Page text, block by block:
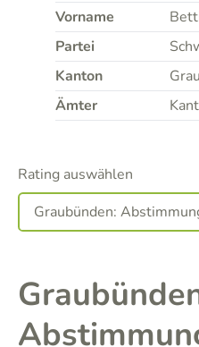
Vorname
Partei
Kanton
Ämter
Rating auswählen